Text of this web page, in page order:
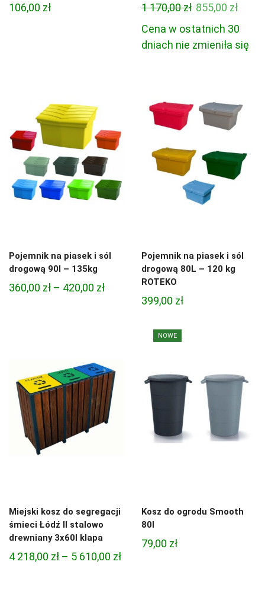
106,00 zł 1 170,00zł Pierwotna
cena
wynosiła:
855,00 zł
cena
Cena w ostatnich 30
dniach nie zmieniła się
Pojemnik na piasek i sól
drogową 90l – 135kg
360,00 zł – 420,00 złZakres
420,00 zł
Pojemnik na piasek i sól
drogową 80L – 120 kg
ROTEKO
399,00 zł
Miejski kosz do segregacji
śmieci Łódź II stalowo
drewniany 3x60l klapa
4 218,00 zł – 5 610,00 złZakres
NOWE
Kosz do ogrodu Smooth
80l
79,00 zł